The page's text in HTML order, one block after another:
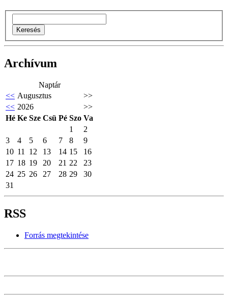
Archívum
Naptár
<< Augusztus
>>
<< 2026
>>
Hé Ke Sze Csü Pé Szo Va
1
2
3
4 5 6 7 8
9
10 11 12 13 14 15
16
17 18 19 20 21 22
23
24 25 26 27 28 29
30
31
RSS
Forrás megtekintése